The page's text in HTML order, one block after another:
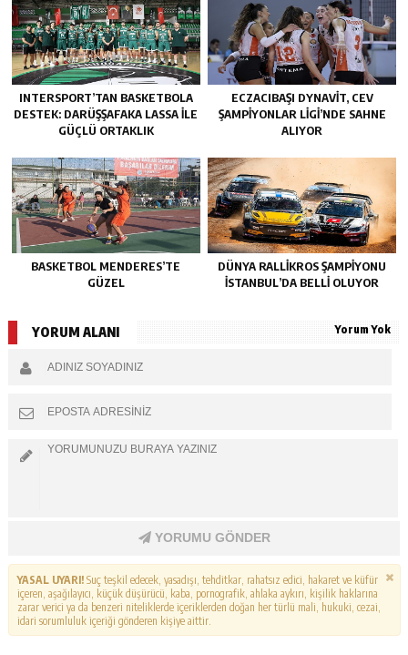
INTERSPORT’TAN BASKETBOLA
DESTEK: DARÜŞŞAFAKA LASSA ILE
GÜÇLÜ ORTAKLIK
ECZACIBAŞI DYNAVIT, CEV
ŞAMPIYONLAR LIGI’NDE SAHNE
ALIYOR
BASKETBOL MENDERES’TE
GÜZEL
DÜNYA RALLIKROS ŞAMPIYONU
İSTANBUL’DA BELLI OLUYOR
YORUM ALANI Yorum Yok
YORUMU GÖNDER
YASAL UYARI!Suç teşkil edecek, yasadışı, tehditkar, rahatsız edici, hakaret ve küfür
içeren, aşağılayıcı, küçük düşürücü, kaba, pornografik, ahlaka aykırı, kişilik haklarına
zarar verici ya da benzeri niteliklerde içeriklerden doğan her türlü mali, hukuki, cezai,
idari sorumluluk içeriği gönderen kişiye aittir.